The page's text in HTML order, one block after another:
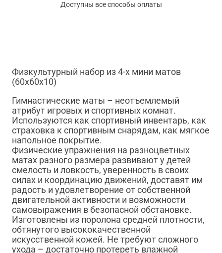
Доступны все способы оплаты
Физкультурный набор из 4-х мини матов
(60х60х10)
Гимнастические маты – неотъемлемый
атрибут игровых и спортивных комнат.
Используются как спортивный инвентарь, как
страховка к спортивным снарядам, как мягкое
напольное покрытие.
Физические упражнения на разноцветных
матах разного размера развивают у детей
смелость и ловкость, уверенность в своих
силах и координацию движений, доставят им
радость и удовлетворение от собственной
двигательной активности и возможности
самовыражения в безопасной обстановке.
Изготовлены из поролона средней плотности,
обтянутого высококачественной
искусственной кожей. Не требуют сложного
ухода – достаточно протереть влажной